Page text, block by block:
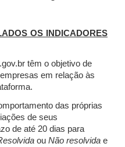
OS INDICADORES
têm o objetivo de
em relação às
das próprias
de seus
de até 20 dias para
ou Não resolvida e